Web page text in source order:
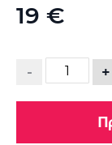
19 €
- +